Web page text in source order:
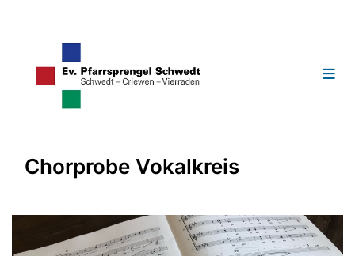
Chorprobe Vokalkreis